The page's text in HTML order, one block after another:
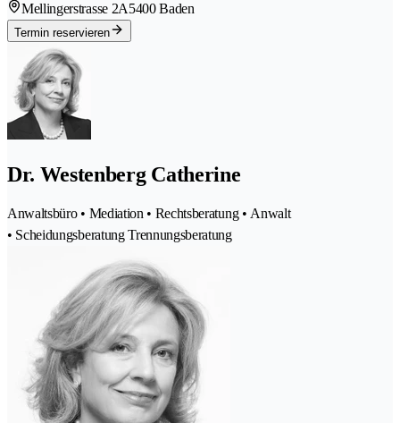
Mellingerstrasse 2A5400 Baden
Termin reservieren
Dr. Westenberg Catherine
Anwaltsbüro • Mediation • Rechtsberatung • Anwalt
• Scheidungsberatung Trennungsberatung